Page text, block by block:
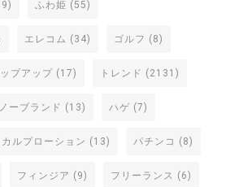
ふわ姫 (55)
エレコム (34) ゴルフ (8)
プアップ (17) トレンド (2131)
ノーブランド (13) ハゲ (7)
ルプローション (13) パチンコ (8)
フィンジア (9) フリーランス (6)